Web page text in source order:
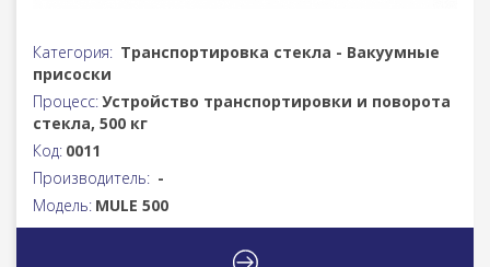
Категория: Транспортировка стекла - Вакуумные
присоски
Процесс:Устройство транспортировки и поворота
стекла, 500 кг
Код: 0011
Производитель: -
Модель: MULE 500